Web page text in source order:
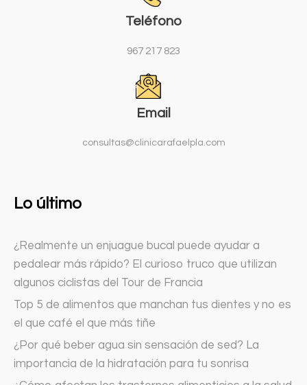
Teléfono
967 217 823
Email
consultas@clinicarafaelpla.com
Lo último
¿Realmente un enjuague bucal puede ayudar a
pedalear más rápido? El curioso truco que utilizan
algunos ciclistas del Tour de Francia
Top 5 de alimentos que manchan tus dientes y no es
el que café el que más tiñe
¿Por qué beber agua sin sensación de sed? La
importancia de la hidratación para tu sonrisa